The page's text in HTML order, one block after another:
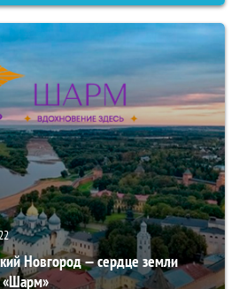
Новгород — сердце земли
«Шарм»